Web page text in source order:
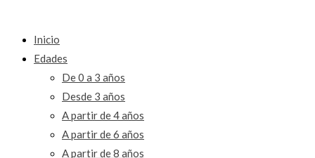
Inicio
Edades
De 0 a 3 años
Desde 3 años
A partir de 4 años
A partir de 6 años
A partir de 8 años